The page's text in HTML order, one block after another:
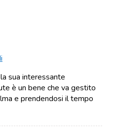
sua interessante
è un bene che va gestito
e prendendosi il tempo